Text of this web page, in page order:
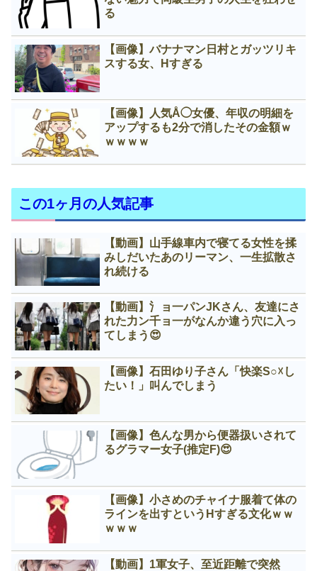
る
【画像】バナナマン日村とガッツリキ
スする女、Нすぎる
【画像】人気Å◯女優、年収の明細を
アップするも2分で消したその金額ｗ
ｗｗｗｗ
この1ヶ月の人気記事
【動画】山手線車内で寝てる女性を揉
みしだいたあのリーマン、一生拡散さ
れ続ける
【動画】氵ョ一パンJKさん、友達にさ
れた力ン千ョ一がなんか違う穴に入っ
てしまう😍
【画像】石田ゆり子さん「快楽S○☓し
たい！」叫んでしまう
【画像】色んな男から便器扱いされて
るグラマー女子(推定F)😍
【画像】小さめのチャイナ服着て体の
ラインを出すというНすぎる文化ｗｗ
ｗｗｗ
【動画】1軍女子、至近距離で突然